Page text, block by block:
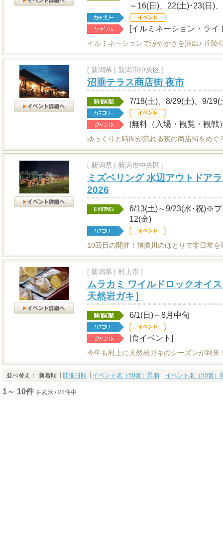
～16(日)、22(土)･23(日)
[イルミネーション・ライ
イルミネーションで涼やかさを演出♪ 丘陵
[ 新潟県 | 新潟市中央区 ]
沼垂テラス商店街 夜市
7/18(土)、8/29(土)、9/19(
[無料（入場・観覧・観戦
ゆっくりと時間が流れる夜の商店街をめぐ
[ 新潟県 | 新潟市中央区 ]
ミズベリング 水辺アウトドア
2026
6/13(土)～9/23(水･祝)※
12(金)
10回目の開催！信濃川のほとりで非日常を
[ 新潟県 | 村上市 ]
ムラカミ ワイルドロックオイ
天然岩ガキ］
6/1(日)～8月中旬
[食イベント]
今年も村上に天然岩ガキのシーズンが到来
並べ替え： 新着順 開催日順 イベント名（50音）昇順 イベント名（50音）
1～ 10件 を表示 / 28件中